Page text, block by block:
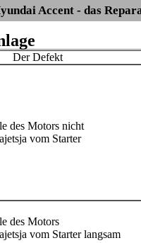
Accent - das
Der Defekt
des Motors nicht
vom Starter
des Motors
vom Starter langsam